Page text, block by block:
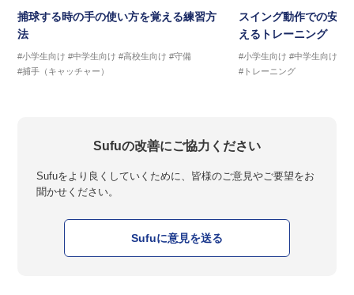
捕球する時の手の使い方を覚える練習方
法
#小学生向け #中学生向け #高校生向け #守備
#捕手（キャッチャー）
スイング動作での安定
えるトレーニング
#小学生向け #中学生向け
#トレーニング
Sufuの改善にご協力ください
Sufuをより良くしていくために、皆様のご意見やご要望をお
聞かせください。
Sufuに意見を送る